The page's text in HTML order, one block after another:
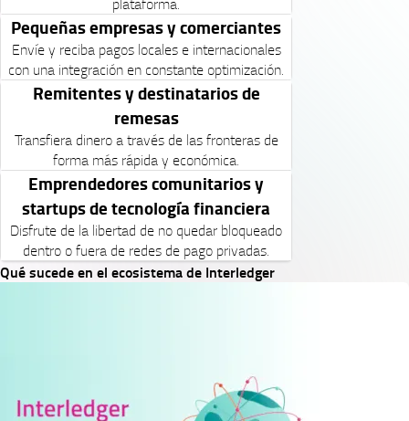
Pequeñas empresas y comerciantes
Envíe y reciba pagos locales e internacionales
con una integración en constante optimización.
Remitentes y destinatarios de
remesas
Transfiera dinero a través de las fronteras de
forma más rápida y económica.
Emprendedores comunitarios y
startups de tecnología financiera
Disfrute de la libertad de no quedar bloqueado
dentro o fuera de redes de pago privadas.
Qué sucede en el ecosistema de Interledger